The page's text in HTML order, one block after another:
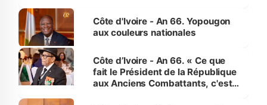
l'Etat de droit pour préserver les
vies humaines »
Côte d'Ivoire - An 66. Yopougon
aux couleurs nationales
Côte d’Ivoire - An 66. « Ce que
fait le Président de la République
aux Anciens Combattants, c'est